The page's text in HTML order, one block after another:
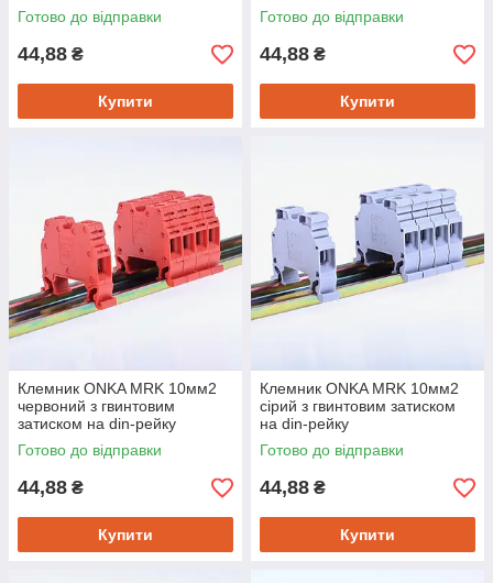
Готово до відправки
44,88 ₴
Купити
Готово до відправки
44,88 ₴
Купити
Клемник ONKA MRK 10мм2
червоний з гвинтовим
затиском на din-рейку
Готово до відправки
44,88 ₴
Купити
Клемник ONKA MRK 10мм2
сірий з гвинтовим затиском
на din-рейку
Готово до відправки
44,88 ₴
Купити